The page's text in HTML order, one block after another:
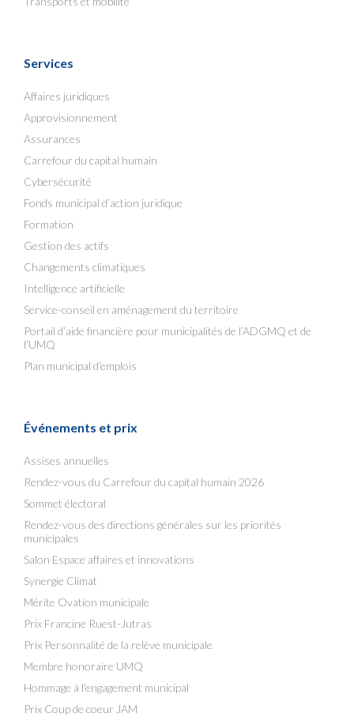
Services
Affaires juridiques
Approvisionnement
Assurances
Carrefour du capital humain
Cybersécurité
Fonds municipal d’action juridique
Formation
Gestion des actifs
Changements climatiques
Intelligence artificielle
Service-conseil en aménagement du territoire
Portail d’aide financière pour municipalités de l’ADGMQ et de
l’UMQ
Plan municipal d’emplois
Événements et prix
Assises annuelles
Rendez-vous du Carrefour du capital humain 2026
Sommet électoral
Rendez-vous des directions générales sur les priorités
municipales
Salon Espace affaires et innovations
Synergie Climat
Mérite Ovation municipale
Prix Francine Ruest-Jutras
Prix Personnalité de la relève municipale
Membre honoraire UMQ
Hommage à l’engagement municipal
Prix Coup de coeur JAM